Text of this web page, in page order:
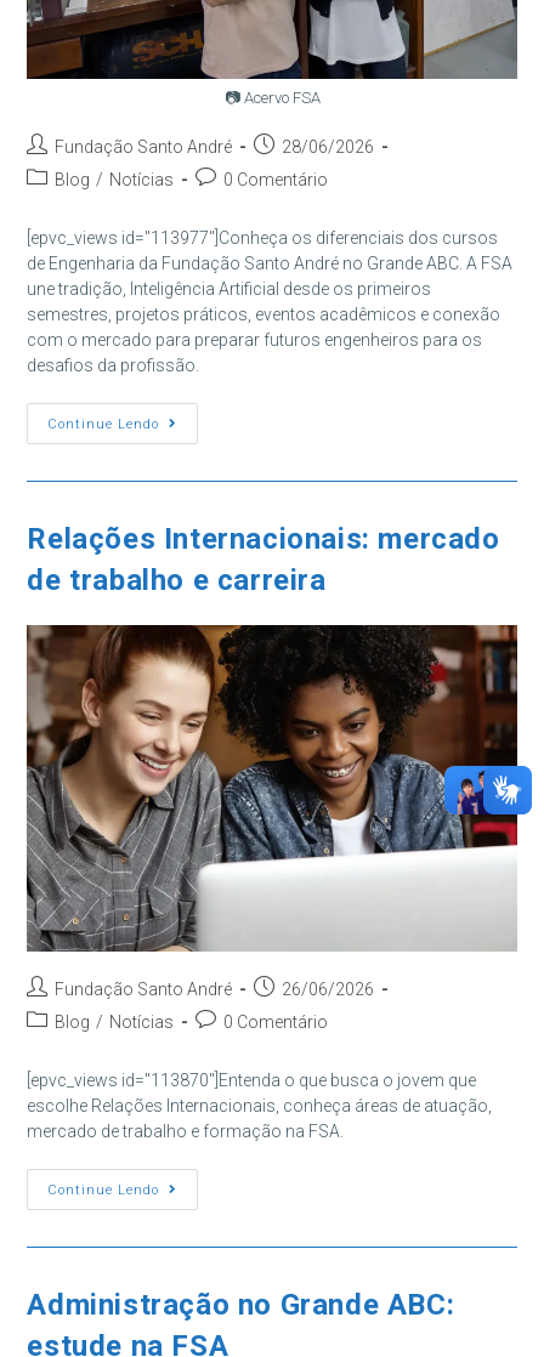
📷 Acervo FSA
Autor
do
Fundação Santo André
Post
publicado:
28/06/2026
Categoria
post:
Blog / Notícias
Comentários
post:
0 Comentário
[epvc_views id="113977"]Conheça os diferenciais dos cursos
de Engenharia da Fundação Santo André no Grande ABC. A FSA
une tradição, Inteligência Artificial desde os primeiros
semestres, projetos práticos, eventos acadêmicos e conexão
com o mercado para preparar futuros engenheiros para os
desafios da profissão.
Continue Lendo
Engenharia
No
Relações Internacionais: mercado
de trabalho e carreira
Autor
do
Fundação Santo André
Post
publicado:
26/06/2026
Categoria
post:
Blog / Notícias
Comentários
post:
0 Comentário
[epvc_views id="113870"]Entenda o que busca o jovem que
escolhe Relações Internacionais, conheça áreas de atuação,
mercado de trabalho e formação na FSA.
Continue Lendo
Relações
Internacionais:
Carreira
Administração no Grande ABC:
estude na FSA